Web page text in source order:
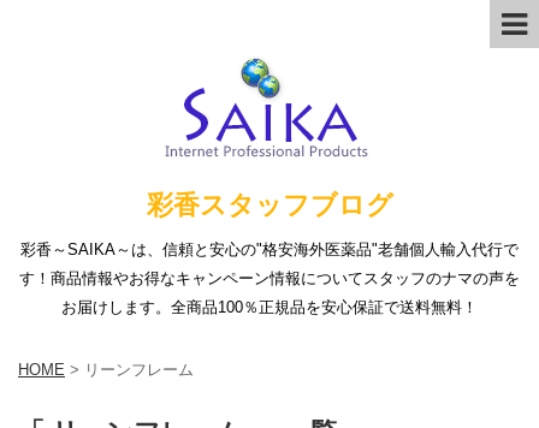
彩香スタッフブログ
彩香～SAIKA～は、信頼と安心の"格安海外医薬品"老舗個人輸入代行で
す！商品情報やお得なキャンペーン情報についてスタッフのナマの声を
お届けします。全商品100％正規品を安心保証で送料無料！
HOME > リーンフレーム